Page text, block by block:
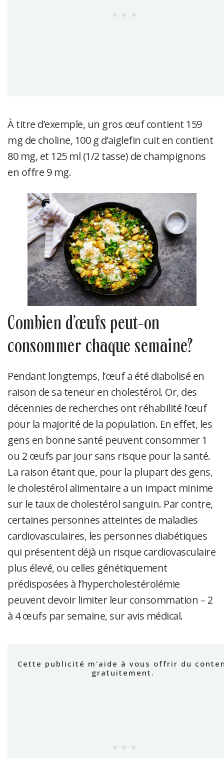
À titre d’exemple, un gros œuf contient 159
mg de choline, 100 g d’aiglefin cuit en contient
80 mg, et 125 ml (1/2 tasse) de champignons
en offre 9 mg.
combien d’œufs peut-on
consommer chaque semaine?
Pendant longtemps, l’œuf a été diabolisé en
raison de sa teneur en cholestérol. Or, des
décennies de recherches ont réhabilité l’œuf
pour la majorité de la population. En effet, les
gens en bonne santé peuvent consommer 1
ou 2 œufs par jour sans risque pour la santé.
La raison étant que, pour la plupart des gens,
le cholestérol alimentaire a un impact minime
sur le taux de cholestérol sanguin. Par contre,
certaines personnes atteintes de maladies
cardiovasculaires, les personnes diabétiques
qui présentent déjà un risque cardiovasculaire
plus élevé, ou celles génétiquement
prédisposées à l’hypercholestérolémie
peuvent devoir limiter leur consommation – 2
à 4 œufs par semaine, sur avis médical.